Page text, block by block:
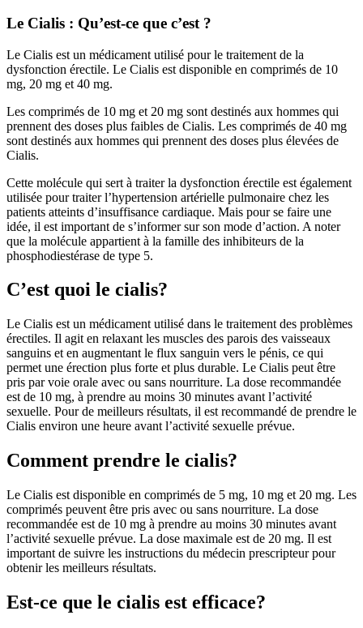
Le Cialis : Qu’est-ce que c’est ?
Le Cialis est un médicament utilisé pour le traitement de la
dysfonction érectile. Le Cialis est disponible en comprimés de 10
mg, 20 mg et 40 mg.
Les comprimés de 10 mg et 20 mg sont destinés aux hommes qui
prennent des doses plus faibles de Cialis. Les comprimés de 40 mg
sont destinés aux hommes qui prennent des doses plus élevées de
Cialis.
Cette molécule qui sert à traiter la dysfonction érectile est également
utilisée pour traiter l’hypertension artérielle pulmonaire chez les
patients atteints d’insuffisance cardiaque. Mais pour se faire une
idée, il est important de s’informer sur son mode d’action. A noter
que la molécule appartient à la famille des inhibiteurs de la
phosphodiestérase de type 5.
C’est quoi le cialis?
Le Cialis est un médicament utilisé dans le traitement des problèmes
érectiles. Il agit en relaxant les muscles des parois des vaisseaux
sanguins et en augmentant le flux sanguin vers le pénis, ce qui
permet une érection plus forte et plus durable. Le Cialis peut être
pris par voie orale avec ou sans nourriture. La dose recommandée
est de 10 mg, à prendre au moins 30 minutes avant l’activité
sexuelle. Pour de meilleurs résultats, il est recommandé de prendre le
Cialis environ une heure avant l’activité sexuelle prévue.
Comment prendre le cialis?
Le Cialis est disponible en comprimés de 5 mg, 10 mg et 20 mg. Les
comprimés peuvent être pris avec ou sans nourriture. La dose
recommandée est de 10 mg à prendre au moins 30 minutes avant
l’activité sexuelle prévue. La dose maximale est de 20 mg. Il est
important de suivre les instructions du médecin prescripteur pour
obtenir les meilleurs résultats.
Est-ce que le cialis est efficace?